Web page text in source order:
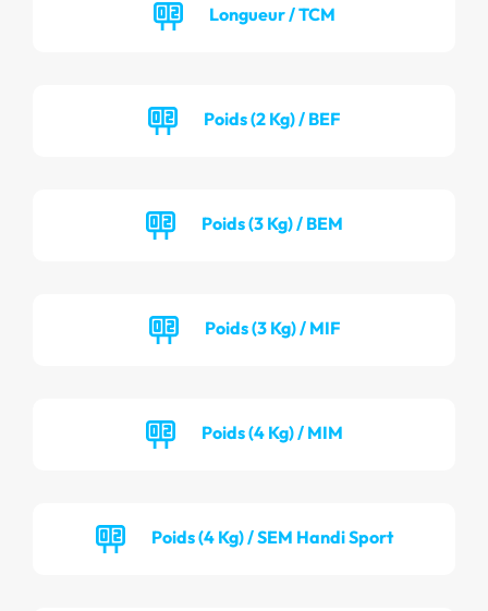
Longueur / TCM
Poids (2 Kg) / BEF
Poids (3 Kg) / BEM
Poids (3 Kg) / MIF
Poids (4 Kg) / MIM
Poids (4 Kg) / SEM Handi Sport